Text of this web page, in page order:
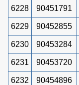
6228 90451791
6229 90452855
6230 90453284
6231 90453720
6232 90454896